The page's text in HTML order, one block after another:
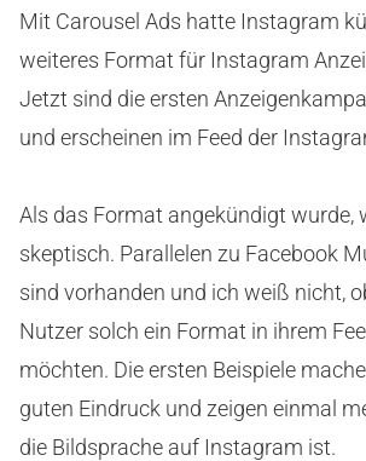
Mit Carousel Ads hatte Instagram
weiteres Format für Instagram
Jetzt sind die ersten
und erscheinen im Feed der
Als das Format angekündigt wurde,
skeptisch. Parallelen zu Facebook
sind vorhanden und ich weiß nicht,
Nutzer solch ein Format in ihrem
möchten. Die ersten Beispiele
guten Eindruck und zeigen einmal
die Bildsprache auf Instagram ist.